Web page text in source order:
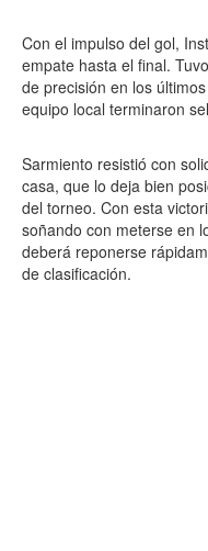
Con el impulso del gol,
empate hasta el final.
de precisión en los
equipo local terminaron
Sarmiento resistió con
casa, que lo deja bien
del torneo. Con esta
soñando con meterse en
deberá reponerse
de clasificación.